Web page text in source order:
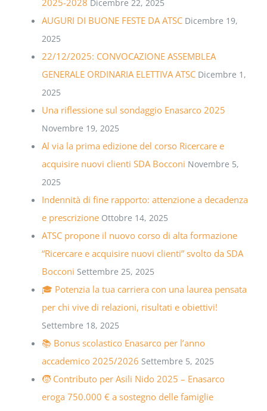
Dicembre 22, 2025
AUGURI DI BUONE FESTE DA ATSC Dicembre 19,
2025
22/12/2025: CONVOCAZIONE ASSEMBLEA
GENERALE ORDINARIA ELETTIVA ATSC Dicembre 1,
2025
Una riflessione sul sondaggio Enasarco 2025
Novembre 19, 2025
Al via la prima edizione del corso Ricercare e
acquisire nuovi clienti SDA Bocconi Novembre 5,
2025
Indennità di fine rapporto: attenzione a decadenza
e prescrizione Ottobre 14, 2025
ATSC propone il nuovo corso di alta formazione
“Ricercare e acquisire nuovi clienti” svolto da SDA
Bocconi Settembre 25, 2025
🎓 Potenzia la tua carriera con una laurea pensata
per chi vive di relazioni, risultati e obiettivi!
Settembre 18, 2025
📚 Bonus scolastico Enasarco per l’anno
accademico 2025/2026 Settembre 5, 2025
🧒 Contributo per Asili Nido 2025 – Enasarco
eroga 750.000 € a sostegno delle famiglie